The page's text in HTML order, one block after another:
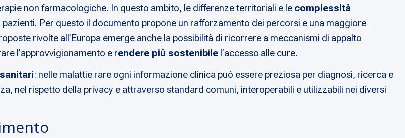
non farmacologiche. In questo ambito, le differenze territoriali e le complessità
Per questo il documento propone un rafforzamento dei percorsi e una maggiore
rivolte all’Europa emerge anche la possibilità di ricorrere a meccanismi di appalto
l’approvvigionamento e rendere più sostenibile l’accesso alle cure.
: nelle malattie rare ogni informazione clinica può essere preziosa per diagnosi, ricerca e
nel rispetto della privacy e attraverso standard comuni, interoperabili e utilizzabili nei diversi